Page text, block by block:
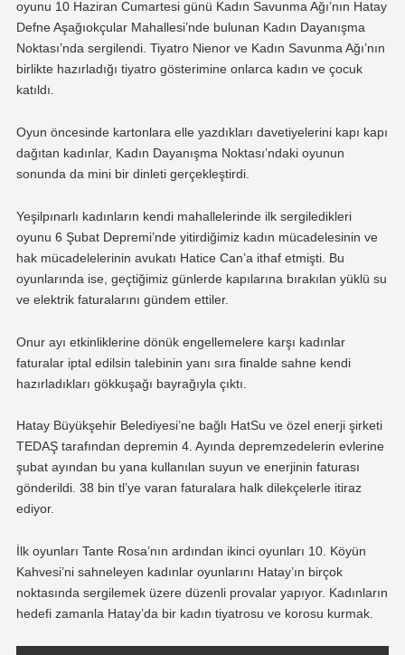
oyunu 10 Haziran Cumartesi günü Kadın Savunma Ağı’nın Hatay
Defne Aşağıokçular Mahallesi’nde bulunan Kadın Dayanışma
Noktası’nda sergilendi. Tiyatro Nienor ve Kadın Savunma Ağı’nın
birlikte hazırladığı tiyatro gösterimine onlarca kadın ve çocuk
katıldı.
Oyun öncesinde kartonlara elle yazdıkları davetiyelerini kapı kapı
dağıtan kadınlar, Kadın Dayanışma Noktası’ndaki oyunun
sonunda da mini bir dinleti gerçekleştirdi.
Yeşilpınarlı kadınların kendi mahallelerinde ilk sergiledikleri
oyunu 6 Şubat Depremi’nde yitirdiğimiz kadın mücadelesinin ve
hak mücadelelerinin avukatı Hatice Can’a ithaf etmişti. Bu
oyunlarında ise, geçtiğimiz günlerde kapılarına bırakılan yüklü su
ve elektrik faturalarını gündem ettiler.
Onur ayı etkinliklerine dönük engellemelere karşı kadınlar
faturalar iptal edilsin talebinin yanı sıra finalde sahne kendi
hazırladıkları gökkuşağı bayrağıyla çıktı.
Hatay Büyükşehir Belediyesi’ne bağlı HatSu ve özel enerji şirketi
TEDAŞ tarafından depremin 4. Ayında depremzedelerin evlerine
şubat ayından bu yana kullanılan suyun ve enerjinin faturası
gönderildi. 38 bin tl’ye varan faturalara halk dilekçelerle itiraz
ediyor.
İlk oyunları Tante Rosa’nın ardından ikinci oyunları 10. Köyün
Kahvesi’ni sahneleyen kadınlar oyunlarını Hatay’ın birçok
noktasında sergilemek üzere düzenli provalar yapıyor. Kadınların
hedefi zamanla Hatay’da bir kadın tiyatrosu ve korosu kurmak.